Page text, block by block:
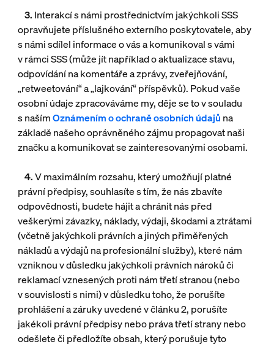
3. Interakcí s námi prostřednictvím jakýchkoli SSS
opravňujete příslušného externího poskytovatele, aby
s námi sdílel informace o vás a komunikoval s vámi
v rámci SSS (může jít například o aktualizace stavu,
odpovídání na komentáře a zprávy, zveřejňování,
„retweetování“ a „lajkování“ příspěvků). Pokud vaše
osobní údaje zpracováváme my, děje se to v souladu
s našímOznámením o ochraně osobních údajů na
základě našeho oprávněného zájmu propagovat naši
značku a komunikovat se zainteresovanými osobami.
4.V maximálním rozsahu, který umožňují platné
právní předpisy, souhlasíte s tím, že nás zbavíte
odpovědnosti, budete hájit a chránit nás před
veškerými závazky, náklady, výdaji, škodami a ztrátami
(včetně jakýchkoli právních a jiných přiměřených
nákladů a výdajů na profesionální služby), které nám
vzniknou v důsledku jakýchkoli právních nároků či
reklamací vznesených proti nám třetí stranou (nebo
v souvislosti s nimi) v důsledku toho, že porušíte
prohlášení a záruky uvedené v článku 2, porušíte
jakékoli právní předpisy nebo práva třetí strany nebo
odešlete či předložíte obsah, který porušuje tyto